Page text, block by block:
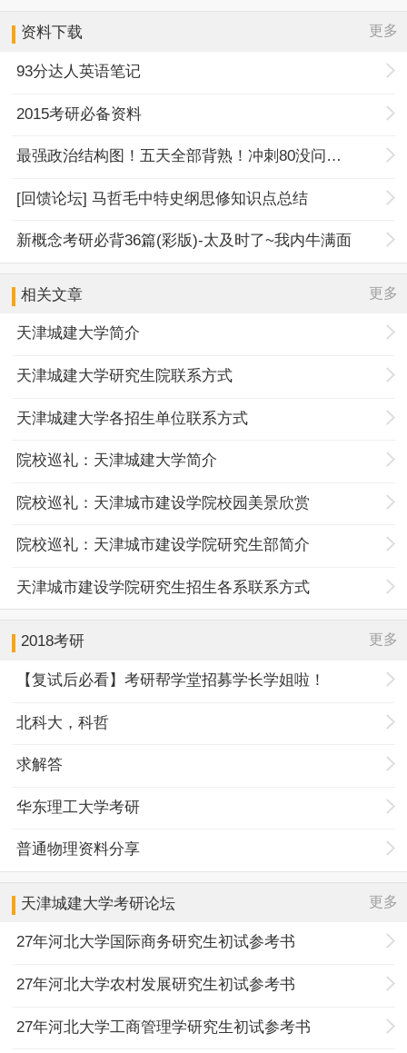
资料下载 更多
93分达人英语笔记
2015考研必备资料
最强政治结构图！五天全部背熟！冲刺80没问题！
[回馈论坛] 马哲毛中特史纲思修知识点总结
新概念考研必背36篇(彩版)-太及时了~我内牛满面
相关文章 更多
天津城建大学简介
天津城建大学研究生院联系方式
天津城建大学各招生单位联系方式
院校巡礼：天津城建大学简介
院校巡礼：天津城市建设学院校园美景欣赏
院校巡礼：天津城市建设学院研究生部简介
天津城市建设学院研究生招生各系联系方式
2018考研 更多
【复试后必看】考研帮学堂招募学长学姐啦！
北科大，科哲
求解答
华东理工大学考研
普通物理资料分享
天津城建大学考研论坛 更多
27年河北大学国际商务研究生初试参考书
27年河北大学农村发展研究生初试参考书
27年河北大学工商管理学研究生初试参考书